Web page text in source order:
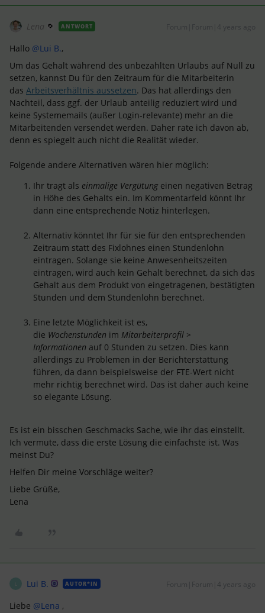
Lena ANTWORT
Hallo @Lui B.,
Um das Gehalt während des unbezahlten Urlaubs auf Null zu
setzen, kannst Du für den Zeitraum für die Mitarbeiterin
das Arbeitsverhältnis aussetzen. Das hat allerdings den
Nachteil, dass ggf. der Urlaub anteilig reduziert wird und
keine Systememails (außer Login-relevante) mehr an die
Mitarbeitenden versendet werden. Daher rate ich davon ab,
denn es spiegelt auch nicht die Realität wieder.
Folgende andere Alternativen wären hier möglich:
Ihr tragt als einmalige Vergütung einen negativen Betrag
in Höhe des Gehalts ein. Im Kommentarfeld könnt Ihr
dann eine entsprechende Notiz hinterlegen.
Alternativ könntet Ihr für sie für den entsprechenden
Zeitraum statt des Fixlohnes einen Stundenlohn
eintragen. Solange sie keine Anwesenheitszeiten
eintragen, wird auch kein Gehalt berechnet, da sich das
Gehalt aus dem Produkt von eingetragenen, bestätigten
Stunden und dem Stundenlohn berechnet.
Eine letzte Möglichkeit ist es,
die Wochenstunden im Mitarbeiterprofil >
Informationen auf 0 Stunden zu setzen. Dies kann
allerdings zu Problemen in der Berichterstattung
führen, da dann beispielsweise der FTE-Wert nicht
mehr richtig berechnet wird. Das ist daher auch keine
so elegante Lösung.
Es ist ein bisschen Geschmacks Sache, wie ihr das einstellt.
Ich vermute, dass die erste Lösung die einfachste ist. Was
meinst Du?
Helfen Dir meine Vorschläge weiter?
Liebe Grüße,
Lena
Lui B. AUTOR*IN Forum|Forum|4 years ago
Liebe @Lena ,